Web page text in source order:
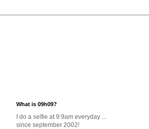
What is 09h09?
I do a selfie at 9:9am everyday ...
since september 2002!